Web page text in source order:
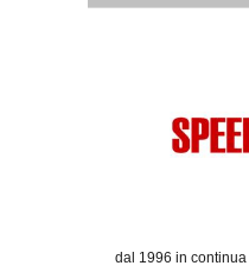
dal 1996 in continua